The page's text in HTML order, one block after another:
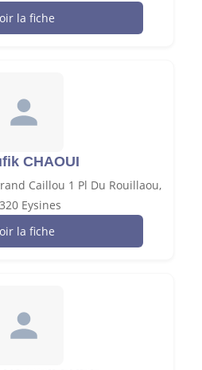
la fiche
CHAOUI
Caillou 1 Pl Du Rouillaou,
Eysines
la fiche